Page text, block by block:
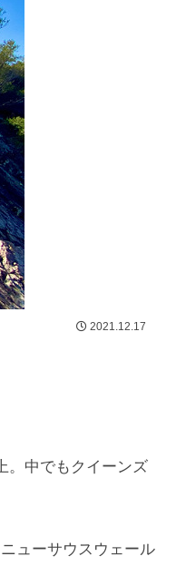
2021.12.17
。中でもクイーンズ
ューサウスウェール